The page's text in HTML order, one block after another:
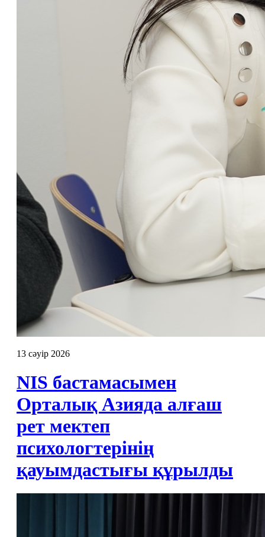
13 сәуір 2026
NIS бастамасымен
Орталық Азияда алғаш
рет мектеп
психологтерінің
қауымдастығы құрылды